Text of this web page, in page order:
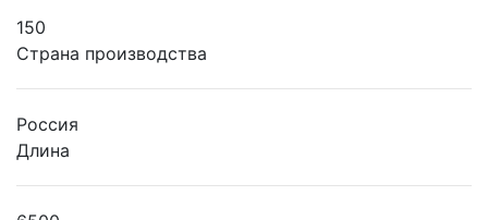
150
Страна производства
Россия
Длина